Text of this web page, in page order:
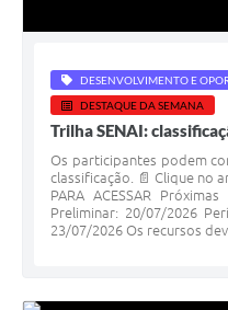
DESENVOLVIMENTO E
DESTAQUE DA SEMANA
Trilha SENAI:
Os participantes podem
classificação. 📄 Clique no
PARA ACESSAR
Preliminar: 20/07/2026
23/07/2026 Os recursos